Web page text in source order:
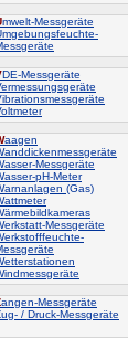
mwelt-Messgeräte
DE-Messgeräte
aagen
Messgeräte
pH-Meter
(Gas)
Messgeräte
angen-Messgeräte
/ Druck-Messgeräte